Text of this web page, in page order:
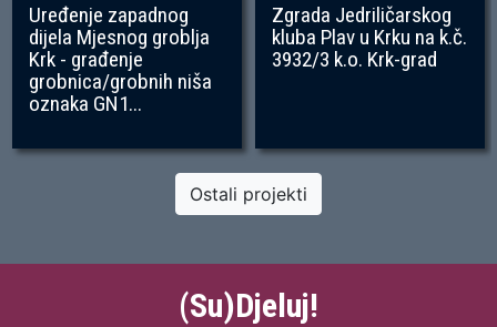
Uređenje zapadnog
dijela Mjesnog groblja
Krk - građenje
grobnica/grobnih niša
oznaka GN1...
Zgrada Jedriličarskog
kluba Plav u Krku na k.č.
3932/3 k.o. Krk-grad
Ostali projekti
(Su)Djeluj!